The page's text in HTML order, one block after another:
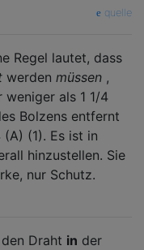
quelle
Regel lautet, dass
werden müssen ,
als 1 1/4
Bolzens entfernt
(1). Es ist in
hinzustellen. Sie
nur Schutz.
Draht in der